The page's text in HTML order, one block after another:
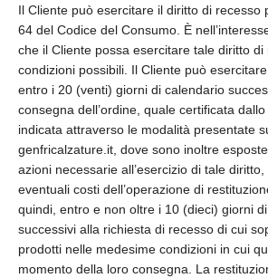
Il Cliente può esercitare il diritto di recesso
64 del Codice del Consumo. È
che il Cliente possa esercitare tale diritto
condizioni possibili. Il Cliente può
entro i 20 (venti) giorni di calendario
consegna dell’ordine, quale certificata
indicata attraverso le modalità presentate
genfricalzature.it, dove sono inoltre
azioni necessarie all’esercizio di tale
eventuali costi dell’operazione di
quindi, entro e non oltre i 10 (dieci) giorni
successivi alla richiesta di recesso di cui
prodotti nelle medesime condizioni in cui
momento della loro consegna. La